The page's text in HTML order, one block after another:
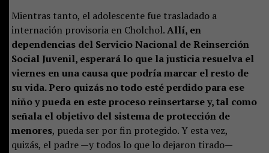
Mientras tanto, el adolescente fue trasladado a
internación provisoria en Cholchol.Allí, en
dependencias del Servicio Nacional de Reinserción
Social Juvenil, esperará lo que la justicia resuelva el
viernes en una causa que podría marcar el resto de
su vida. Pero quizás no todo esté perdido para ese
niño y pueda en este proceso reinsertarse y, tal como
señala el objetivo del sistema de protección de
menores, pueda ser por fin protegido. Y esta vez,
quizás, el padre —y todos lo que lo dejaron tirado—